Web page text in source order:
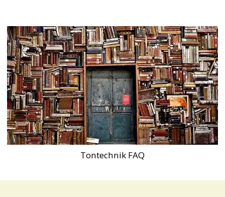
Tontechnik FAQ